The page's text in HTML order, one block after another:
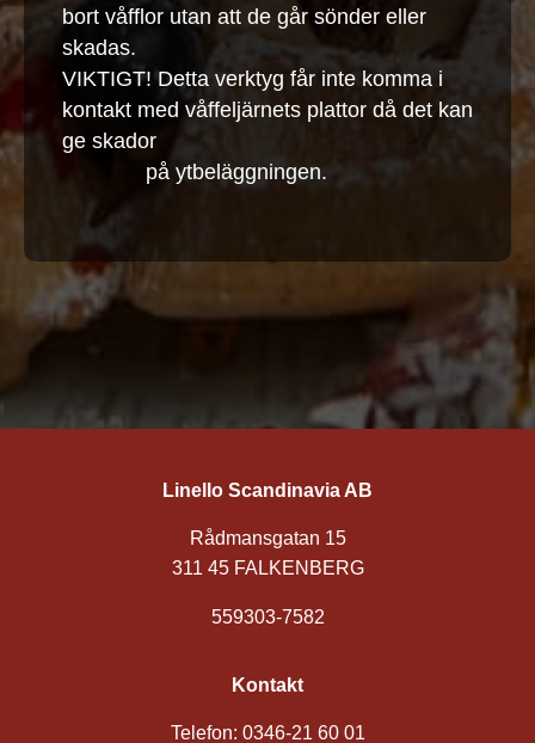
bort våfflor utan att de går sönder eller
skadas.
VIKTIGT! Detta verktyg får inte komma i
kontakt med våffeljärnets plattor då det kan
ge skador
på ytbeläggningen.
Linello Scandinavia AB
Rådmansgatan 15
311 45 FALKENBERG
559303-7582
Kontakt
Telefon: 0346-21 60 01